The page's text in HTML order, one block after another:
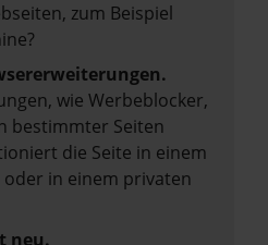
zum Beispiel
wie Werbeblocker,
bestimmter Seiten
die Seite in einem
in einem privaten
neu.